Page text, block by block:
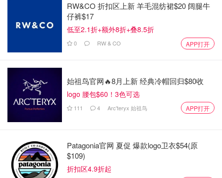
RW&CO 折扣区上新 羊毛混纺裙$20 阔腿牛
仔裤$17
低至2.1折+额外8折+叠8.5折
0 RW & CO APP打开
始祖鸟官网🔥8月上新 经典冷帽回归$80收
logo 腰包$60！3色可选
111 4 Arc'teryx 始祖鸟 APP打开
Patagonia官网 夏促 爆款logo卫衣$54(原
$109)
折扣区4.9折起